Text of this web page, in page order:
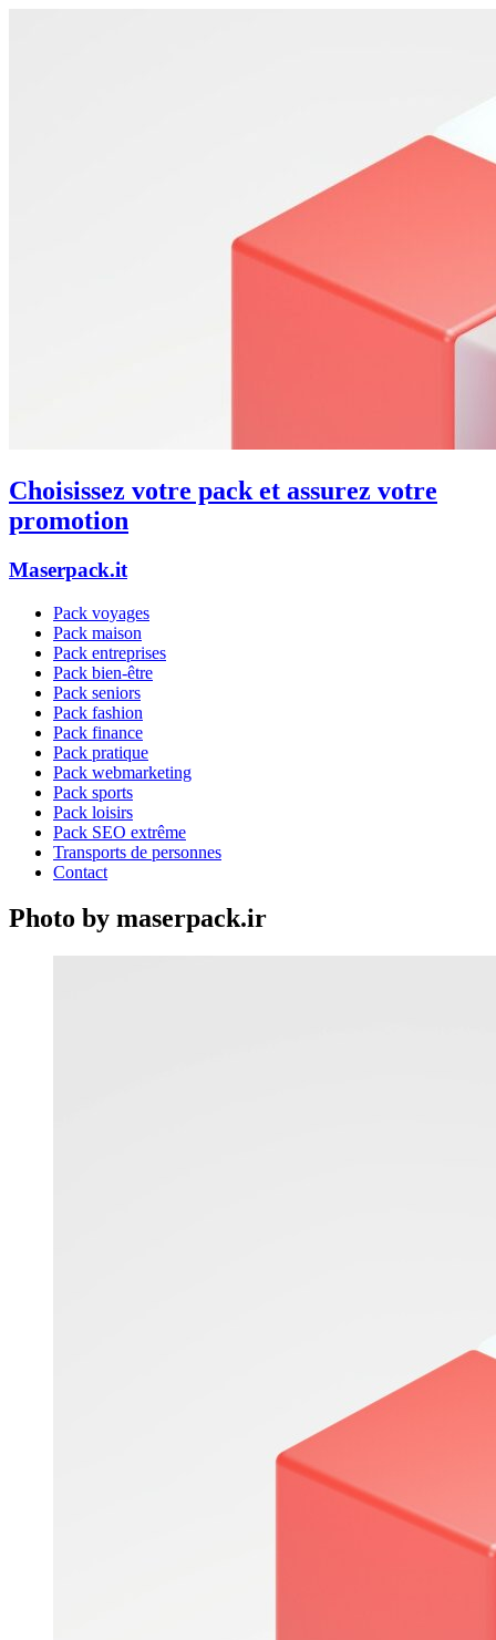
Choisissez votre pack et assurez votre
promotion
Maserpack.it
Pack voyages
Pack maison
Pack entreprises
Pack bien-être
Pack seniors
Pack fashion
Pack finance
Pack pratique
Pack webmarketing
Pack sports
Pack loisirs
Pack SEO extrême
Transports de personnes
Contact
Photo by maserpack.ir